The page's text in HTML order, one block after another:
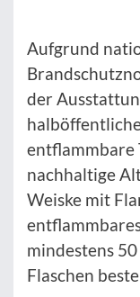
Aufgrund
der
entflammbare
nachhaltige
Weiske mit
mindestens
Flaschen